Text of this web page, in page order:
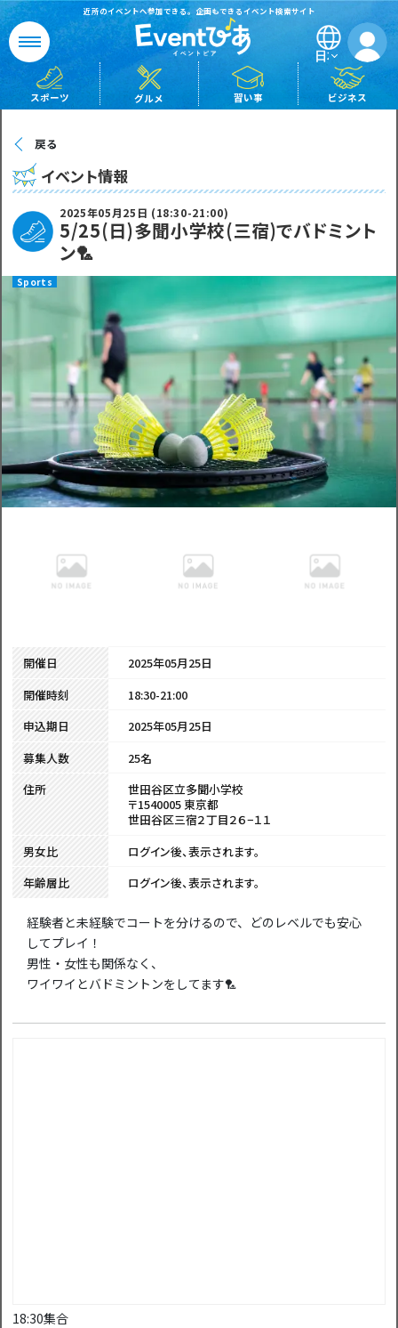
近所のイベントへ参加できる。企画もできるイベント検索サイト
日本語
スポーツ グルメ 習い事 ビジネス
戻る
イベント情報
2025年05月25日 (18:30-21:00)
5/25(日)多聞小学校(三宿)でバドミント
ン🏸
Sports
開催日
2025年05月25日
開催時刻
18:30-21:00
申込期日
2025年05月25日
募集人数
25名
住所
世田谷区立多聞小学校
〒1540005 東京都
世田谷区三宿２丁目２６−１１
男女比
ログイン後、表示されます。
年齢層比
ログイン後、表示されます。
経験者と未経験でコートを分けるので、どのレベルでも安心
してプレイ！
男性・女性も関係なく、
ワイワイとバドミントンをしてます🏸
18:30集合